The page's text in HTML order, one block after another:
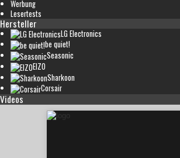
Werbung
Lesertests
Hersteller
LG Electronics
be quiet!
Seasonic
EIZO
Sharkoon
Corsair
Videos